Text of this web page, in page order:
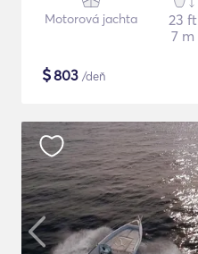
Motorová jachta
23 ft
7 m
$803 /deň